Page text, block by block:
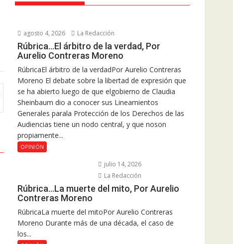
agosto 4, 2026 La Redacción
Rúbrica…El árbitro de la verdad, Por
Aurelio Contreras Moreno
RúbricaEl árbitro de la verdadPor Aurelio Contreras
Moreno El debate sobre la libertad de expresión que
se ha abierto luego de que elgobierno de Claudia
Sheinbaum dio a conocer sus Lineamientos
Generales parala Protección de los Derechos de las
Audiencias tiene un nodo central, y que noson
propiamente...
OPINIÓN
julio 14, 2026
La Redacción
Rúbrica…La muerte del mito, Por Aurelio
Contreras Moreno
RúbricaLa muerte del mitoPor Aurelio Contreras
Moreno Durante más de una década, el caso de
los...